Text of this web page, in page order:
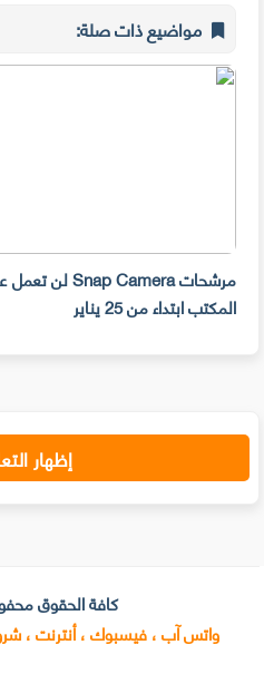
مواضيع ذات صلة:
المكتب ابتداء من 25 يناير
إظهار
كافة الحقوق
واتس آب ، فيسبوك ، أنترنت ،